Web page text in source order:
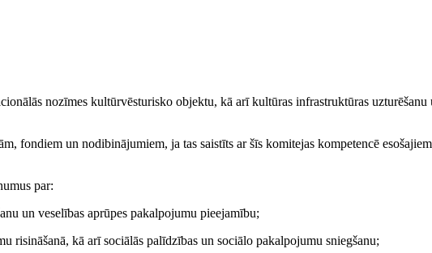
nozīmes kultūrvēsturisko objektu, kā arī kultūras infrastruktūras uzturēšanu
fondiem un nodibinājumiem, ja tas saistīts ar šīs komitejas kompetencē esošajiem
par:
un veselības aprūpes pakalpojumu pieejamību;
risināšanā, kā arī sociālās palīdzības un sociālo pakalpojumu sniegšanu;